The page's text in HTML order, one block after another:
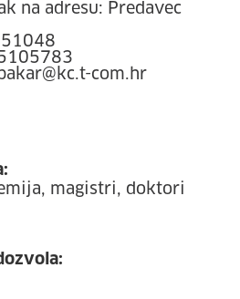
na adresu: Predavec
com.hr
magistri, doktori